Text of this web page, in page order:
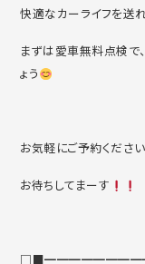
快適なカーライフを送
まずは愛車無料点検で
ょう
お気軽にご予約ください
お待ちしてまーす